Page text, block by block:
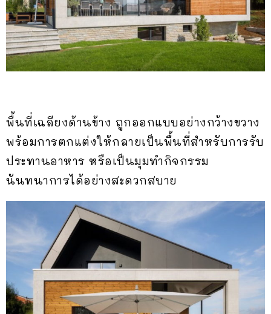
พื้นที่เฉลียงด้านข้าง ถูกออกแบบอย่างกว้างขวาง
พร้อมการตกแต่งให้กลายเป็นพื้นที่สำหรับการรับ
ประทานอาหาร หรือเป็นมุมทำกิจกรรม
นันทนาการได้อย่างสะดวกสบาย